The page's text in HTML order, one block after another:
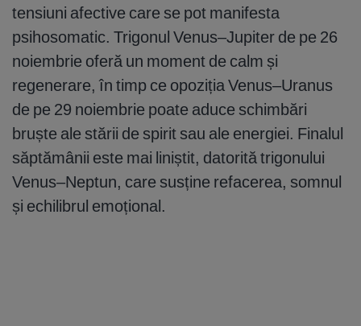
tensiuni afective care se pot manifesta
psihosomatic. Trigonul Venus–Jupiter de pe 26
noiembrie oferă un moment de calm și
regenerare, în timp ce opoziția Venus–Uranus
de pe 29 noiembrie poate aduce schimbări
bruște ale stării de spirit sau ale energiei. Finalul
săptămânii este mai liniștit, datorită trigonului
Venus–Neptun, care susține refacerea, somnul
și echilibrul emoțional.